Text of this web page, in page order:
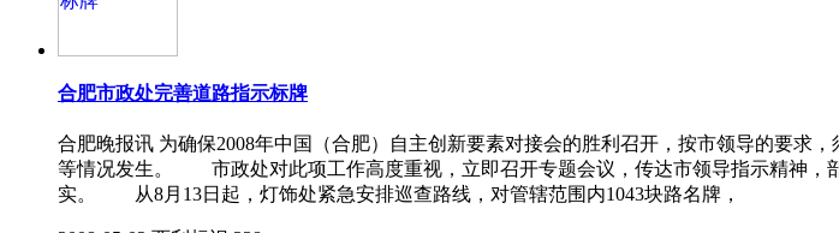
合肥市政处完善道路指示标牌
合肥晚报讯 为确保2008年中国（合肥）自主创新要素对接会的胜利召开，按市领导的要求
等情况发生。 市政处对此项工作高度重视，立即召开专题会议，传达市领导指示精神，
实。 从8月13日起，灯饰处紧急安排巡查路线，对管辖范围内1043块路名牌，